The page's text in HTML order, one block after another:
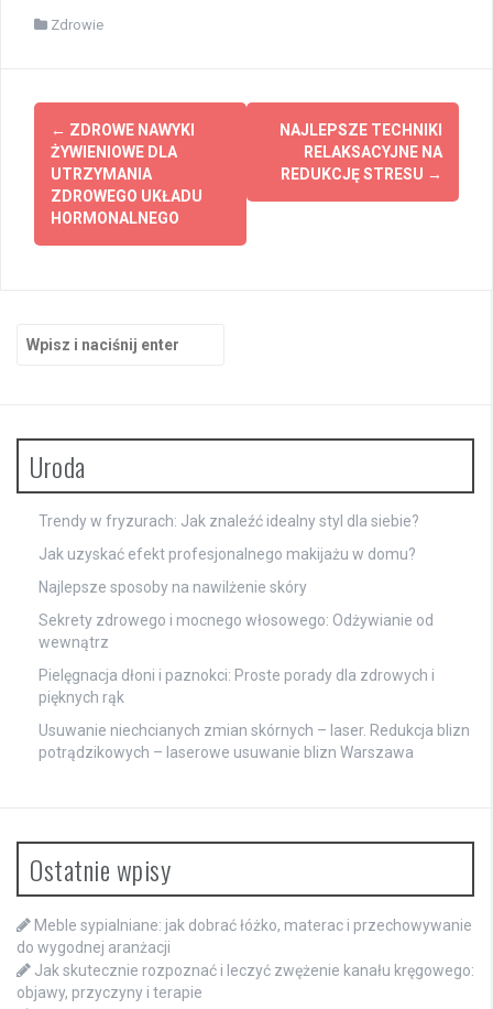
Zdrowie
Zobacz
wpisy
← ZDROWE NAWYKI
ŻYWIENIOWE DLA
UTRZYMANIA
ZDROWEGO UKŁADU
HORMONALNEGO
NAJLEPSZE TECHNIKI
RELAKSACYJNE NA
REDUKCJĘ STRESU →
Uroda
Trendy w fryzurach: Jak znaleźć idealny styl dla siebie?
Jak uzyskać efekt profesjonalnego makijażu w domu?
Najlepsze sposoby na nawilżenie skóry
Sekrety zdrowego i mocnego włosowego: Odżywianie od
wewnątrz
Pielęgnacja dłoni i paznokci: Proste porady dla zdrowych i
pięknych rąk
Usuwanie niechcianych zmian skórnych – laser. Redukcja blizn
potrądzikowych – laserowe usuwanie blizn Warszawa
Ostatnie wpisy
Meble sypialniane: jak dobrać łóżko, materac i przechowywanie
do wygodnej aranżacji
Jak skutecznie rozpoznać i leczyć zwężenie kanału kręgowego:
objawy, przyczyny i terapie